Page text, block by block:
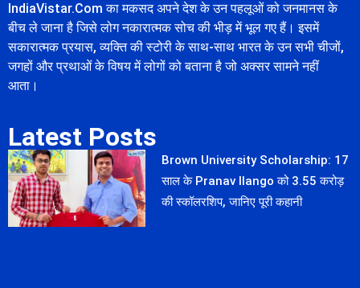
IndiaVistar.Com का मकसद अपने देश के उन पहलूओं को जनमानस के
बीच ले जाना है जिसे लोग नकारात्मक सोच की भीड़ में भूल गए हैं। इसमें
सकारात्मक प्रयास, व्यक्ति की स्टोरी के साथ-साथ भारत के उन सभी चीजों,
जगहों और प्रथाओं के विषय में लोगों को बताना है जो अक्सर सामने नहीं
आता।
Latest Posts
Brown University Scholarship: 17
साल के Pranav Ilango को 3.55 करोड़
की स्कॉलरशिप, जानिए पूरी कहानी